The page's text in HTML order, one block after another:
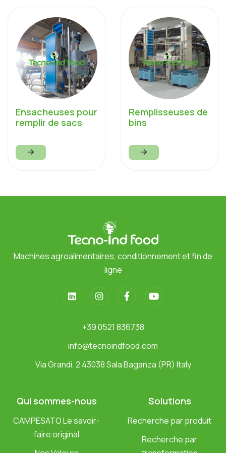
Ensacheuses pour
remplir de sacs
Remplisseuses de
bins
Machines agroalimentaires, conditionnement et fin de
ligne
+39 0521 836738
info@tecnoindfood.com
Via Grandi, 2 43038 Sala Baganza (PR) Italy
Qui sommes-nous
CAMPESATO Le savoir-
faire original
Solutions
Recherche par produit
Recherche par